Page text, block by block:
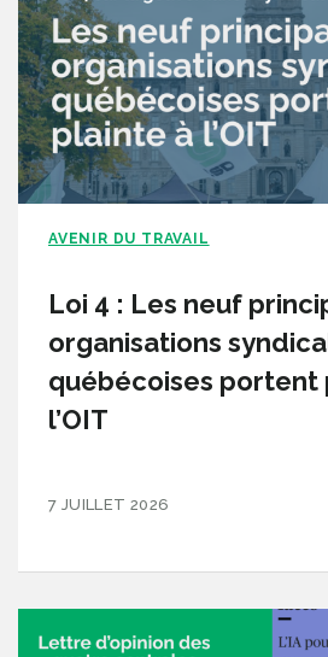
AVENIR DU TRAVAIL
Loi 4 : Les neuf
organisations
québécoises portent
l’OIT
7 JUILLET 2026